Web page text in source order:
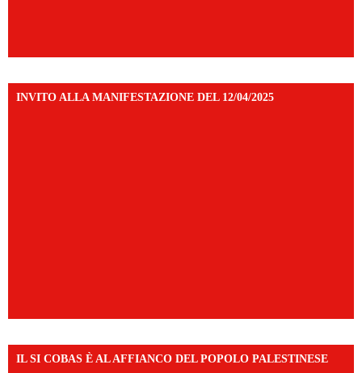
INVITO ALLA MANIFESTAZIONE DEL 12/04/2025
IL SI COBAS È AL AFFIANCO DEL POPOLO PALESTINESE